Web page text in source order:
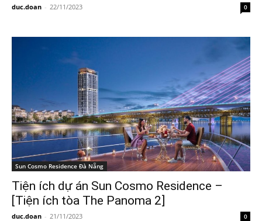
duc.doan - 22/11/2023 0
Sun Cosmo Residence Đà Nẵng
Tiện ích dự án Sun Cosmo Residence –
[Tiện ích tòa The Panoma 2]
duc.doan - 21/11/2023 0